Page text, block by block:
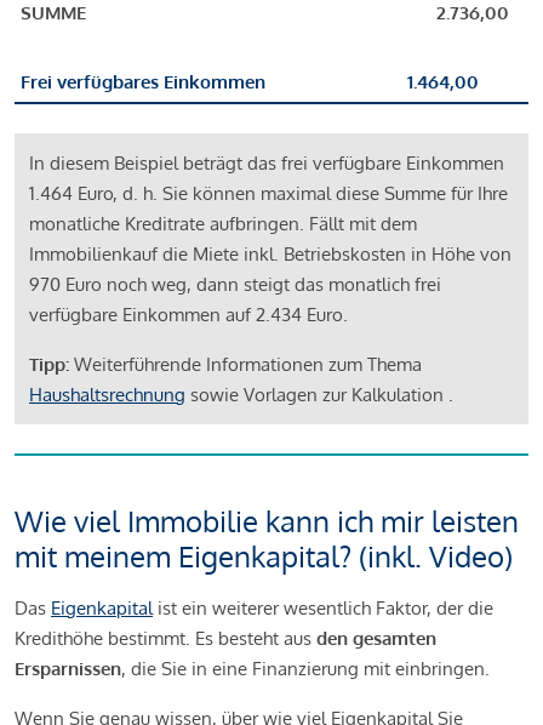
SUMME
2.736,00
Frei verfügbares Einkommen 1.464,00
In diesem Beispiel beträgt das frei verfügbare Einkommen
1.464 Euro, d. h. Sie können maximal diese Summe für Ihre
monatliche Kreditrate aufbringen. Fällt mit dem
Immobilienkauf die Miete inkl. Betriebskosten in Höhe von
970 Euro noch weg, dann steigt das monatlich frei
verfügbare Einkommen auf 2.434 Euro.
Tipp: Weiterführende Informationen zum Thema
Haushaltsrechnung sowie Vorlagen zur Kalkulation .
Wie viel Immobilie kann ich mir leisten
mit meinem Eigenkapital? (inkl. Video)
Das Eigenkapitalist ein weiterer wesentlich Faktor, der die
Kredithöhe bestimmt. Es besteht aus den gesamten
Ersparnissen, die Sie in eine Finanzierung mit einbringen.
Wenn Sie genau wissen, über wie viel Eigenkapital Sie